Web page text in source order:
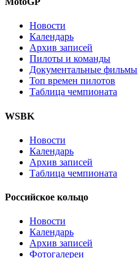
Новости
Календарь
Архив записей
Пилоты и команды
Документальные фильмы
Топ времен пилотов
Таблица чемпионата
WSBK
Новости
Календарь
Архив записей
Таблица чемпионата
Российское кольцо
Новости
Календарь
Архив записей
Фотогалереи